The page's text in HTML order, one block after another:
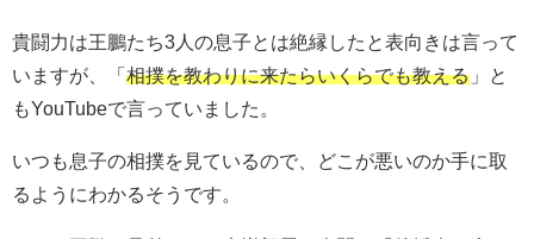
貴闘力は王鵬たち3人の息子とは絶縁したと表向きは言って
いますが、「 相撲を教わりに来たらいくらでも教える 」と
もYouTubeで言っていました。
いつも息子の相撲を見ているので、どこが悪いのか手に取
るようにわかるそうです。